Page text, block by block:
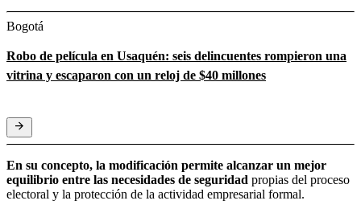
Bogotá
Robo de película en Usaquén: seis delincuentes rompieron una
vitrina y escaparon con un reloj de $40 millones
En su concepto, la modificación permite alcanzar un mejor
equilibrio entre las necesidades de seguridad propias del proceso
electoral y la protección de la actividad empresarial formal.